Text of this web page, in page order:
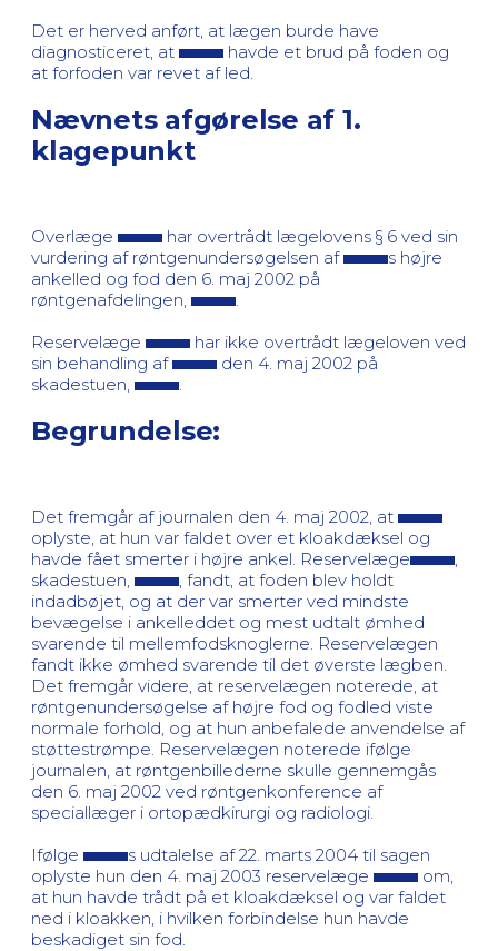
Det er herved anført, at lægen burde have
diagnosticeret, at
havde et brud på foden og
at forfoden var revet af led.
Nævnets afgørelse af 1.
klagepunkt
Overlæge
har overtrådt lægelovens § 6 ved sin
vurdering af røntgenundersøgelsen af
s højre
ankelled og fod den 6. maj 2002 på
røntgenafdelingen,
Reservelæge
har ikke overtrådt lægeloven ved
sin behandling af
den 4. maj 2002 på
skadestuen,
Begrundelse:
Det fremgår af journalen den 4. maj 2002, at
oplyste, at hun var faldet over et kloakdæksel og
havde fået smerter i højre ankel. Reservelæge
skadestuen,
, fandt, at foden blev holdt
indadbøjet, og at der var smerter ved mindste
bevægelse i ankelleddet og mest udtalt ømhed
svarende til mellemfodsknoglerne. Reservelægen
fandt ikke ømhed svarende til det øverste lægben.
Det fremgår videre, at reservelægen noterede, at
røntgenundersøgelse af højre fod og fodled viste
normale forhold, og at hun anbefalede anvendelse af
støttestrømpe. Reservelægen noterede ifølge
journalen, at røntgenbillederne skulle gennemgås
den 6. maj 2002 ved røntgenkonference af
speciallæger i ortopædkirurgi og radiologi.
Ifølge
s udtalelse af 22. marts 2004 til sagen
oplyste hun den 4. maj 2003 reservelæge
om,
at hun havde trådt på et kloakdæksel og var faldet
ned i kloakken, i hvilken forbindelse hun havde
beskadiget sin fod.